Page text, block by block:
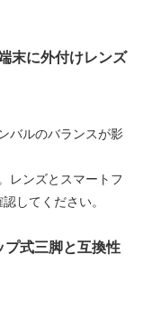
末に外付けレンズ
バルのバランスが影
レンズとスマートフ
してください。
プ式三脚と互換性